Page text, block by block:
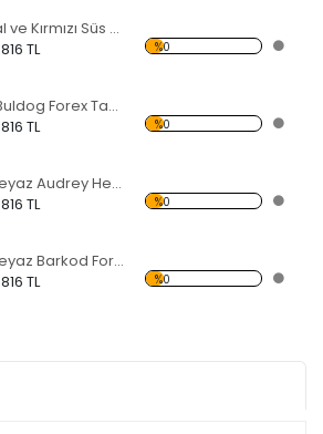
Portakal ve Kırmızı Süs Forex Tablo
816 TL %0
Beyaz Buldog Forex Tablo
816 TL %0
Siyah Beyaz Audrey Hepburn Forex Tablo
816 TL %0
Siyah Beyaz Barkod Forex Tablo
816 TL %0